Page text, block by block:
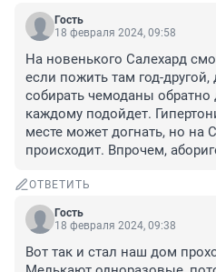
Гость
18 февраля 2024, 09:58
На новенького Салехард
если пожить там год-
собирать чемоданы
каждому подойдет.
месте может догнать, но на
происходит. Впрочем,
ОТВЕТИТЬ
Гость
18 февраля 2024, 09:38
Вот так и стал наш дом